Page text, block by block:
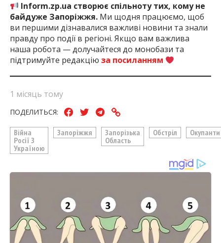
Inform.zp.ua створює спільноту тих, кому не
байдуже Запоріжжя. Ми щодня працюємо, щоб
ви першими дізнавалися важливі новини та знали
правду про події в регіоні. Якщо вам важлива
наша робота — долучайтеся до монобази та
підтримуйте редакцію за посиланням
1 місяць тому
ПОДЕЛИТЬСЯ:
Війна
Росії З
Україною
Запоріжжя
Запорізька
Область
Обстріл Окупанти